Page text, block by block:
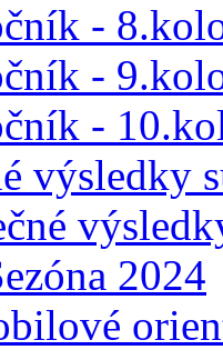
-
-
-
výsledky
2024